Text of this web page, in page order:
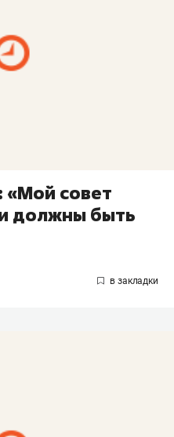
«Мой совет
должны быть